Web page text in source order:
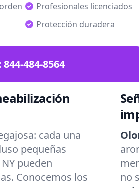
Profesionales licenciados
Protección duradera
844-484-8564
cada una
pequeñas
pueden
Conocemos los
no